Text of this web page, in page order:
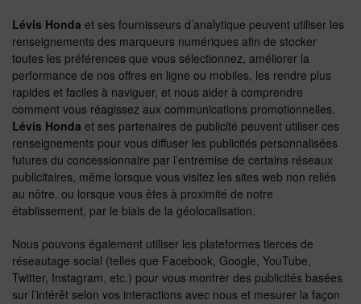
Lévis Honda et ses fournisseurs d’analytique peuvent utiliser les
renseignements des marqueurs numériques afin de stocker
toutes les préférences que vous sélectionnez, améliorer la
performance de nos offres en ligne ou mobiles, les rendre plus
rapides et faciles à naviguer, et nous aider à comprendre
comment vous réagissez aux communications promotionnelles.
Lévis Honda et ses partenaires de publicité peuvent utiliser ces
renseignements pour vous diffuser les publicités personnalisées
futures du concessionnaire par l’entremise de certains réseaux
publicitaires, même lorsque vous visitez les sites web non reliés
au nôtre. ou lorsque vous êtes à proximité de notre
établissement, par le biais de la géolocalisation.
Nous pouvons également utiliser les plateformes tierces de
réseautage social (telles que Facebook, Google, YouTube,
Twitter, Instagram, etc.) pour vous montrer des publicités basées
sur l’intérêt selon vos interactions avec nous et mesurer la façon